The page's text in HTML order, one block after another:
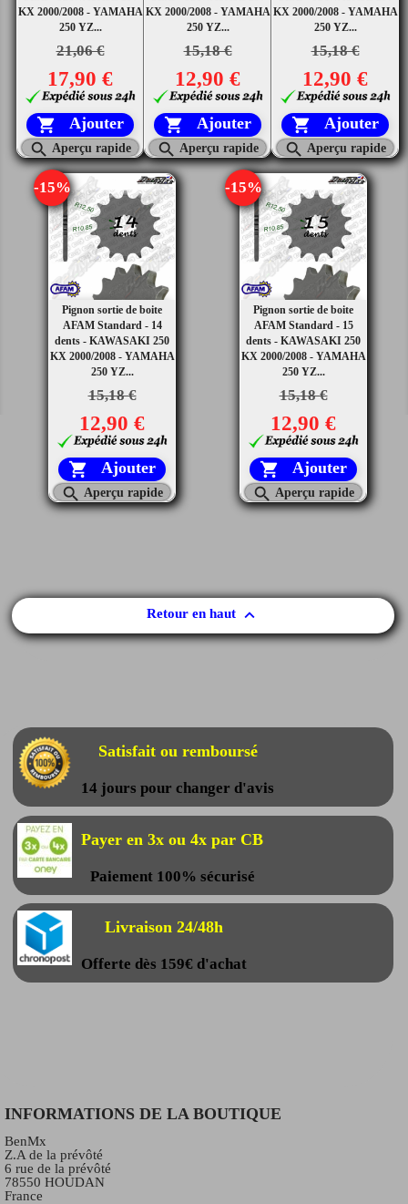
KX 2000/2008 - YAMAHA
250 YZ...
21,06 €
17,90 €
 Ajouter
 Aperçu rapide
KX 2000/2008 - YAMAHA
250 YZ...
15,18 €
12,90 €
 Ajouter
 Aperçu rapide
KX 2000/2008 - YAMAHA
250 YZ...
15,18 €
12,90 €
 Ajouter
 Aperçu rapide
Pignon sortie de boite
AFAM Standard - 14
dents - KAWASAKI 250
KX 2000/2008 - YAMAHA
250 YZ...
15,18 €
-15%
12,90 €
 Ajouter
 Aperçu rapide
Pignon sortie de boite
AFAM Standard - 15
dents - KAWASAKI 250
KX 2000/2008 - YAMAHA
250 YZ...
15,18 €
-15%
12,90 €
 Ajouter
 Aperçu rapide
Retour en haut 
Satisfait ou remboursé
14 jours pour changer d'avis
Payer en 3x ou 4x par CB
Paiement 100% sécurisé
Livraison 24/48h
Offerte dès 159€ d'achat
INFORMATIONS DE LA BOUTIQUE
BenMx
Z.A de la prévôté
6 rue de la prévôté
78550 HOUDAN
France